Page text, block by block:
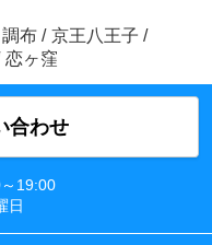
調布 / 京王八王子 /
恋ヶ窪
合わせ
19:00
日